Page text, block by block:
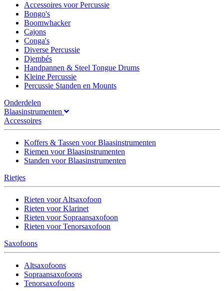
Accessoires voor Percussie
Bongo's
Boomwhacker
Cajons
Conga's
Diverse Percussie
Djembés
Handpannen & Steel Tongue Drums
Kleine Percussie
Percussie Standen en Mounts
Onderdelen
Blaasinstrumenten
Accessoires
Koffers & Tassen voor Blaasinstrumenten
Riemen voor Blaasinstrumenten
Standen voor Blaasinstrumenten
Rietjes
Rieten voor Altsaxofoon
Rieten voor Klarinet
Rieten voor Sopraansaxofoon
Rieten voor Tenorsaxofoon
Saxofoons
Altsaxofoons
Sopraansaxofoons
Tenorsaxofoons